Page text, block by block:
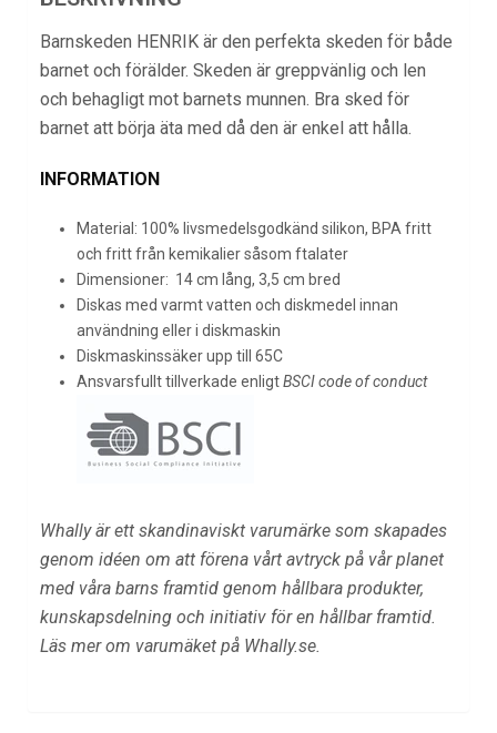
Barnskeden HENRIK är den perfekta skeden för både
barnet och förälder. Skeden är greppvänlig och len
och behagligt mot barnets munnen. Bra sked för
barnet att börja äta med då den är enkel att hålla.
INFORMATION
Material: 100% livsmedelsgodkänd silikon, BPA fritt
och fritt från kemikalier såsom ftalater
Dimensioner: 14 cm lång, 3,5 cm bred
Diskas med varmt vatten och diskmedel innan
användning eller i diskmaskin
Diskmaskinssäker upp till 65C
Ansvarsfullt tillverkade enligtBSCI code of conduct
Whally är ett skandinaviskt varumärke som skapades
genom idéen om att förena vårt avtryck på vår planet
med våra barns framtid genom hållbara produkter,
kunskapsdelning och initiativ för en hållbar framtid.
Läs mer om varumäket på Whally.se.